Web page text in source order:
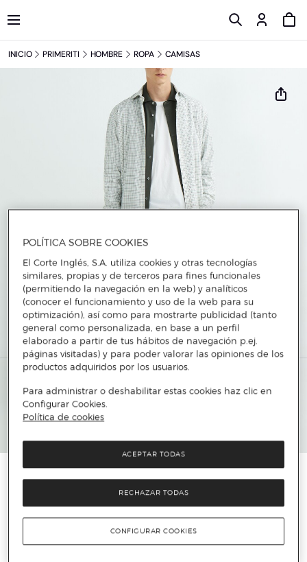
INICIO PRIMERITI HOMBRE ROPA CAMISAS
KIFF-KIFF
Camisa manga larga de hombre pequeño
cuello abierto italiano logo bordado en bajo
tapeta
POLÍTICA SOBRE COOKIES
El Corte Inglés, S.A. utiliza cookies y otras tecnologías
similares, propias y de terceros para fines funcionales
(permitiendo la navegación en la web) y analíticos
(conocer el funcionamiento y uso de la web para su
optimización), así como para mostrarte publicidad (tanto
general como personalizada, en base a un perfil
elaborado a partir de tus hábitos de navegación p.ej.
páginas visitadas) y para poder valorar las opiniones de los
productos adquiridos por los usuarios.
Para administrar o deshabilitar estas cookies haz clic en
Configurar Cookies.
Política de cookies
RECHAZAR TODAS
ACEPTAR TODAS
CONFIGURAR COOKIES